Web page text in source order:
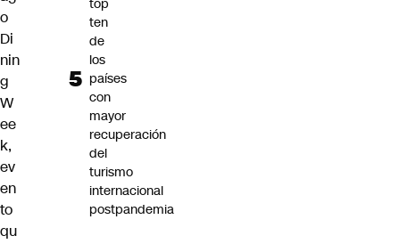
o
Di
nin
g
W
ee
k,
ev
en
to
qu
top
ten
de
los
países
con
mayor
recuperación
del
turismo
internacional
postpandemia